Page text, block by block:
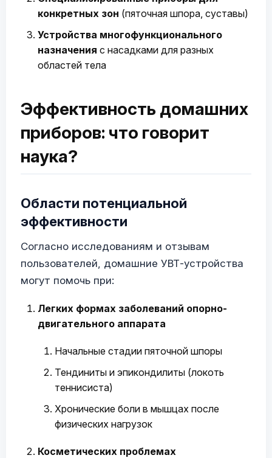
конкретных зон (пяточная шпора, суставы)
Устройства многофункционального
назначения с насадками для разных
областей тела
Эффективность домашних
приборов: что говорит
наука?
Области потенциальной
эффективности
Согласно исследованиям и отзывам
пользователей, домашние УВТ-устройства
могут помочь при:
Легких формах заболеваний опорно-
двигательного аппарата
Начальные стадии пяточной шпоры
Тендиниты и эпикондилиты (локоть
теннисиста)
Хронические боли в мышцах после
физических нагрузок
Косметических проблемах